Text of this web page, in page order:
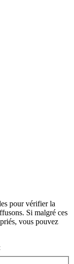
pour vérifier la
Si malgré ces
vous pouvez